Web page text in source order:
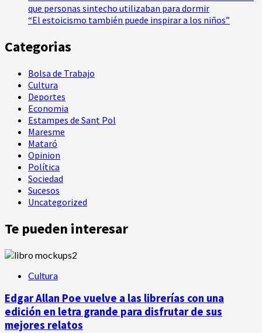
que personas sintecho utilizaban para dormir
“El estoicismo también puede inspirar a los niños”
Categorias
Bolsa de Trabajo
Cultura
Deportes
Economia
Estampes de Sant Pol
Maresme
Mataró
Opinion
Política
Sociedad
Sucesos
Uncategorized
Te pueden interesar
Cultura
Edgar Allan Poe vuelve a las librerías con una
edición en letra grande para disfrutar de sus
mejores relatos